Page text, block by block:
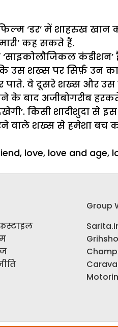
‘डर’ में शाहरुख खान
कह सकते हैं.
उस शख्स पर सिर्फ़ उन
पाते. वे दूसरे शख्स और उस
के बाद अजीबोगरीब
किसी शादीशुदा से
शख्स से हमेशा बच कर
, love, love and age,
Group